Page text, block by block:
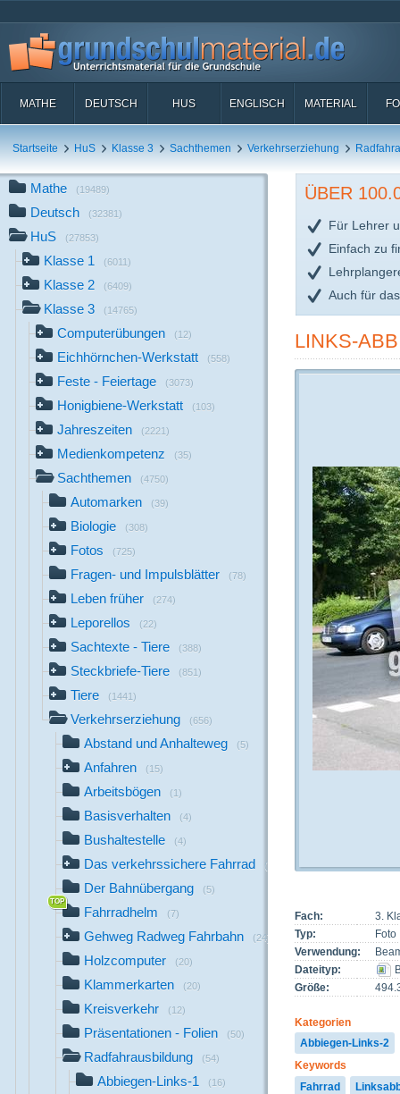
MATHE DEUTSCH HUS ENGLISCH MATERIAL
Startseite HuS Klasse 3 Sachthemen Verkehrserziehung
Mathe (19489)
Deutsch (32381)
HuS (27853)
Klasse 1 (6011)
Klasse 2 (6409)
Klasse 3 (14765)
Computerübungen (12)
Eichhörnchen-Werkstatt (558)
Feste - Feiertage (3073)
Honigbiene-Werkstatt (103)
Jahreszeiten (2221)
Medienkompetenz (35)
Sachthemen (4750)
Automarken (39)
Biologie (308)
Fotos (725)
Fragen- und Impulsblätter (78)
Leben früher (274)
Leporellos (22)
Sachtexte - Tiere (388)
Steckbriefe-Tiere (851)
Tiere (1441)
Verkehrserziehung (656)
Abstand und Anhalteweg (5)
Anfahren (15)
Arbeitsbögen (1)
Basisverhalten (4)
Bushaltestelle (4)
Das verkehrssichere Fahrrad (26)
Der Bahnübergang (5)
Fahrradhelm (7)
Gehweg Radweg Fahrbahn (24)
Holzcomputer (20)
Klammerkarten (20)
Kreisverkehr (12)
Präsentationen - Folien (50)
Radfahrausbildung (54)
Abbiegen-Links-1 (16)
ÜBER
Für Lehrer
Einfach zu
Auch für
LINKS-
Fach:
3.
Typ:
Foto
Verwendung:
Dateityp:
Größe:
Kategorien
Abbiegen-Links-2
Keywords
Fahrrad